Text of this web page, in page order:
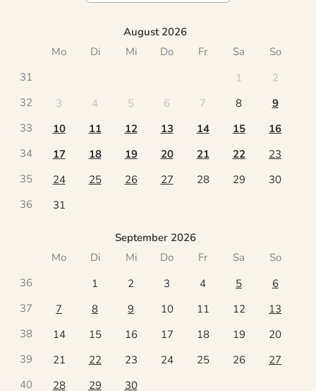
August 2026
Mo
Di Mi Do Fr Sa
So
31
1
2
32
3 4 5 6 7 8
9
33
10 11 12 13 14 15
16
34
17 18 19 20 21 22
23
35
24 25 26 27 28 29
30
36
31
September 2026
Mo
Di Mi Do Fr Sa
So
36
1 2 3 4 5
6
37
7 8 9 10 11 12
13
38
14 15 16 17 18 19
20
39
21 22 23 24 25 26
27
40
28 29
30